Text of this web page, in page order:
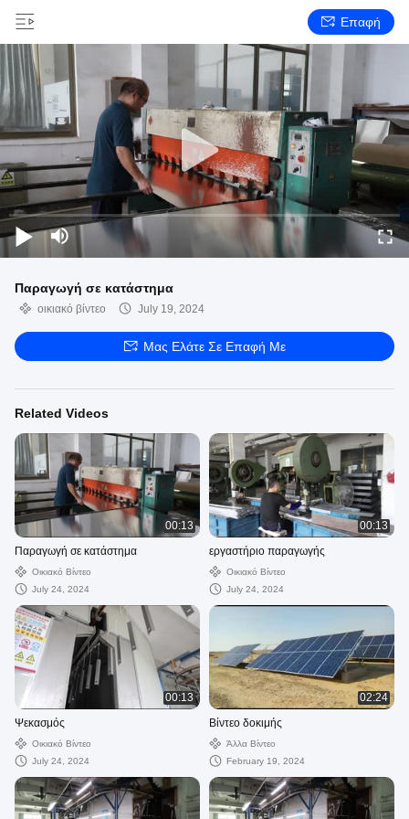
Επαφή
Παραγωγή σε κατάστημα
οικιακό βίντεο July 19, 2024
Μας Ελάτε Σε Επαφή Με
Related Videos
00:13
Παραγωγή σε κατάστημα
Οικιακό Βίντεο
July 24, 2024
00:13
εργαστήριο παραγωγής
Οικιακό Βίντεο
July 24, 2024
00:13
Ψεκασμός
Οικιακό Βίντεο
July 24, 2024
02:24
Βίντεο δοκιμής
Άλλα Βίντεο
February 19, 2024